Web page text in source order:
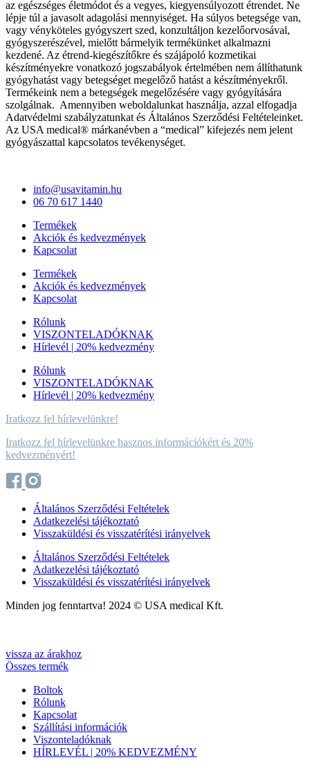
az egészséges életmódot és a vegyes, kiegyensúlyozott étrendet. Ne
lépje túl a javasolt adagolási mennyiséget. Ha súlyos betegsége van,
vagy vényköteles gyógyszert szed, konzultáljon kezelőorvosával,
gyógyszerészével, mielőtt bármelyik termékünket alkalmazni
kezdené. Az étrend-kiegészítőkre és szájápoló kozmetikai
készítményekre vonatkozó jogszabályok értelmében nem állíthatunk
gyógyhatást vagy betegséget megelőző hatást a készítményekről.
Termékeink nem a betegségek megelőzésére vagy gyógyítására
szolgálnak. Amennyiben weboldalunkat használja, azzal elfogadja
Adatvédelmi szabályzatunkat és Általános Szerződési Feltételeinket.
Az USA medical® márkanévben a “medical” kifejezés nem jelent
gyógyászattal kapcsolatos tevékenységet.
info@usavitamin.hu
06 70 617 1440
Termékek
Akciók és kedvezmények
Kapcsolat
Termékek
Akciók és kedvezmények
Kapcsolat
Rólunk
VISZONTELADÓKNAK
Hírlevél | 20% kedvezmény
Rólunk
VISZONTELADÓKNAK
Hírlevél | 20% kedvezmény
Iratkozz fel hírlevelünkre!
Iratkozz fel hírlevelünkre hasznos információkért és 20%
kedvezményért!
Általános Szerződési Feltételek
Adatkezelési tájékoztató
Visszaküldési és visszatérítési irányelvek
Általános Szerződési Feltételek
Adatkezelési tájékoztató
Visszaküldési és visszatérítési irányelvek
Minden jog fenntartva! 2024 © USA medical Kft.
vissza az árakhoz
Összes termék
Boltok
Rólunk
Kapcsolat
Szállítási információk
Viszonteladóknak
HÍRLEVÉL | 20% KEDVEZMÉNY